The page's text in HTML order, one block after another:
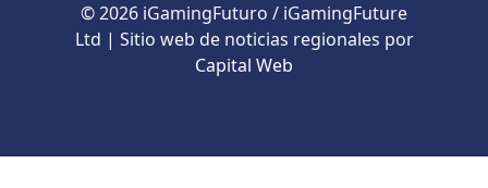
© 2026 iGamingFuturo / iGamingFuture
Ltd | Sitio web de noticias regionales por
Capital Web